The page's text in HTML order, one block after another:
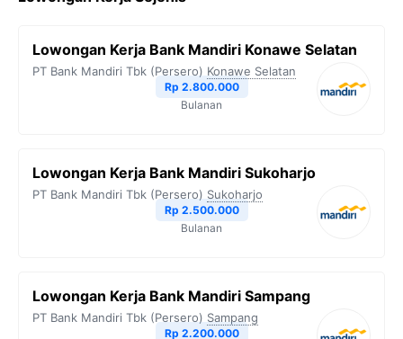
Lowongan Kerja Bank Mandiri Konawe Selatan
PT Bank Mandiri Tbk (Persero) Konawe Selatan
Rp 2.800.000
Bulanan
Lowongan Kerja Bank Mandiri Sukoharjo
PT Bank Mandiri Tbk (Persero) Sukoharjo
Rp 2.500.000
Bulanan
Lowongan Kerja Bank Mandiri Sampang
PT Bank Mandiri Tbk (Persero) Sampang
Rp 2.200.000